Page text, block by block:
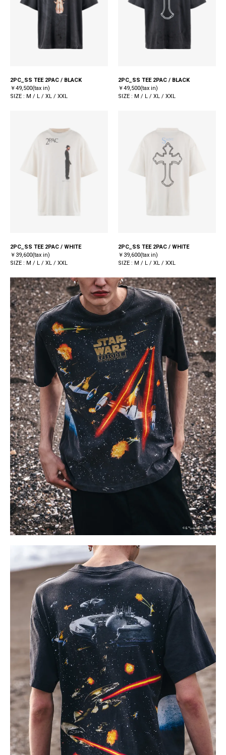
2PC_SS TEE 2PAC / BLACK
￥49,500(tax in)
SIZE : M / L / XL / XXL
2PC_SS TEE 2PAC / BLACK
￥49,500(tax in)
SIZE : M / L / XL / XXL
2PC_SS TEE 2PAC / WHITE
￥39,600(tax in)
SIZE : M / L / XL / XXL
2PC_SS TEE 2PAC / WHITE
￥39,600(tax in)
SIZE : M / L / XL / XXL